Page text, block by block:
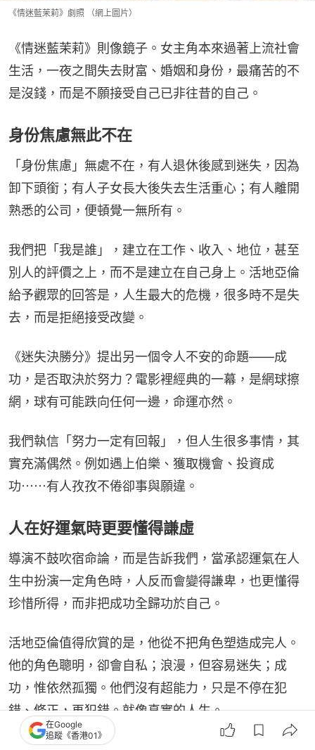
《情迷藍茉莉》劇照 （網上圖片）
《情迷藍茉莉》則像鏡子。女主角本來過著上流社會
生活，一夜之間失去財富、婚姻和身份，最痛苦的不
是沒錢，而是不願接受自己已非往昔的自己。
身份焦慮無此不在
「身份焦慮」無處不在，有人退休後感到迷失，因為
卸下頭銜；有人子女長大後失去生活重心；有人離開
熟悉的公司，便頓覺一無所有。
我們把「我是誰」，建立在工作、收入、地位，甚至
別人的評價之上，而不是建立在自己身上。活地亞倫
給予觀眾的回答是，人生最大的危機，很多時不是失
去，而是拒絕接受改變。
《迷失決勝分》提出另一個令人不安的命題——成
功，是否取決於努力？電影裡經典的一幕，是網球擦
網，球有可能跌向任何一邊，命運亦然。
我們執信「努力一定有回報」，但人生很多事情，其
實充滿偶然。例如遇上伯樂、獲取機會、投資成
功⋯⋯有人孜孜不倦卻事與願違。
人在好運氣時更要懂得謙虛
導演不鼓吹宿命論，而是告訴我們，當承認運氣在人
生中扮演一定角色時，人反而會變得謙卑，也更懂得
珍惜所得，而非把成功全歸功於自己。
活地亞倫值得欣賞的是，他從不把角色塑造成完人。
他的角色聰明，卻會自私；浪漫，但容易迷失；成
功，惟依然孤獨。他們沒有超能力，只是不停在犯
錯、修正，再犯錯。就像真實的人生。
在Google
追蹤《香港01》